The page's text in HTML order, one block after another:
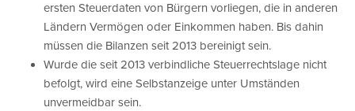
ersten Steuerdaten von Bürgern vorliegen, die in anderen
Ländern Vermögen oder Einkommen haben. Bis dahin
müssen die Bilanzen seit 2013 bereinigt sein.
Wurde die seit 2013 verbindliche Steuerrechtslage nicht
befolgt, wird eine Selbstanzeige unter Umständen
unvermeidbar sein.